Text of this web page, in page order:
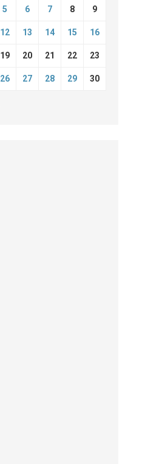
5 6 7 8 9
12 13 14 15 16
19 20 21 22 23
26 27 28 29 30